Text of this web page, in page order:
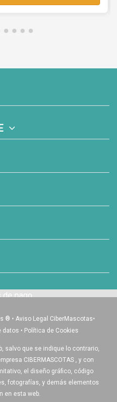
® • Aviso Legal CiberMascotas•
datos • Política de Cookies
salvo que se indique lo contrario,
CIBERMASCOTAS , y con
el diseño gráfico, código
fotografías, y demás elementos
en esta web.